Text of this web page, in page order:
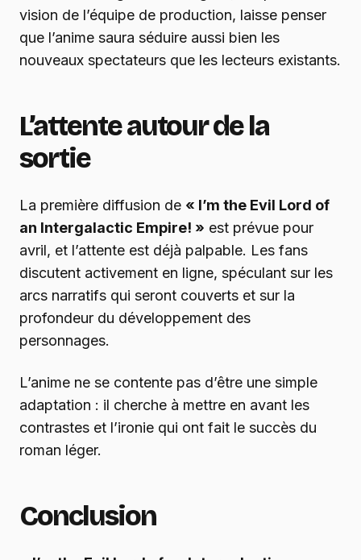
vision de l’équipe de production, laisse penser
que l’anime saura séduire aussi bien les
nouveaux spectateurs que les lecteurs existants.
L’attente autour de la
sortie
La première diffusion de « I’m the Evil Lord of
an Intergalactic Empire! » est prévue pour
avril, et l’attente est déjà palpable. Les fans
discutent activement en ligne, spéculant sur les
arcs narratifs qui seront couverts et sur la
profondeur du développement des
personnages.
L’anime ne se contente pas d’être une simple
adaptation : il cherche à mettre en avant les
contrastes et l’ironie qui ont fait le succès du
roman léger.
Conclusion